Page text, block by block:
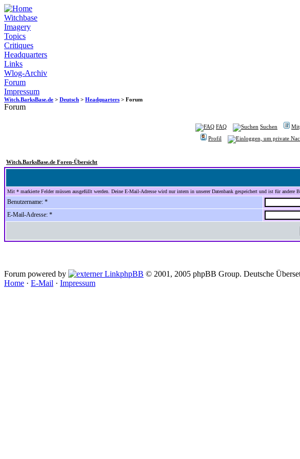
Witchbase
Imagery
Topics
Critiques
Headquarters
Links
Wlog-Archiv
Forum
Impressum
Witch.BarksBase.de > Deutsch > Headquarters > Forum
Forum
FAQ Suchen
Profil
Witch.BarksBase.de Foren-Übersicht
Mit * markierte Felder müssen ausgefüllt werden. Deine E-Mail-Adresse wird nur intern in unserer Datenbank gespeichert und ist für andere
Benutzername: *
E-Mail-Adresse: *
Forum powered by phpBB © 2001, 2005 phpBB Group. Deutsche
Home · E-Mail · Impressum